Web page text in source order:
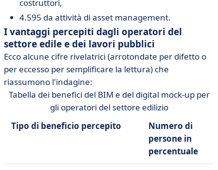
costruttori,
4.595 da attività di asset management.
I vantaggi percepiti dagli operatori del
settore edile e dei lavori pubblici
Ecco alcune cifre rivelatrici (arrotondate per difetto o
per eccesso per semplificare la lettura) che
riassumono l'indagine:
Tabella dei benefici del BIM e del digital mock-up per
gli operatori del settore edilizio
Tipo di beneficio percepito
Numero di
persone in
percentuale